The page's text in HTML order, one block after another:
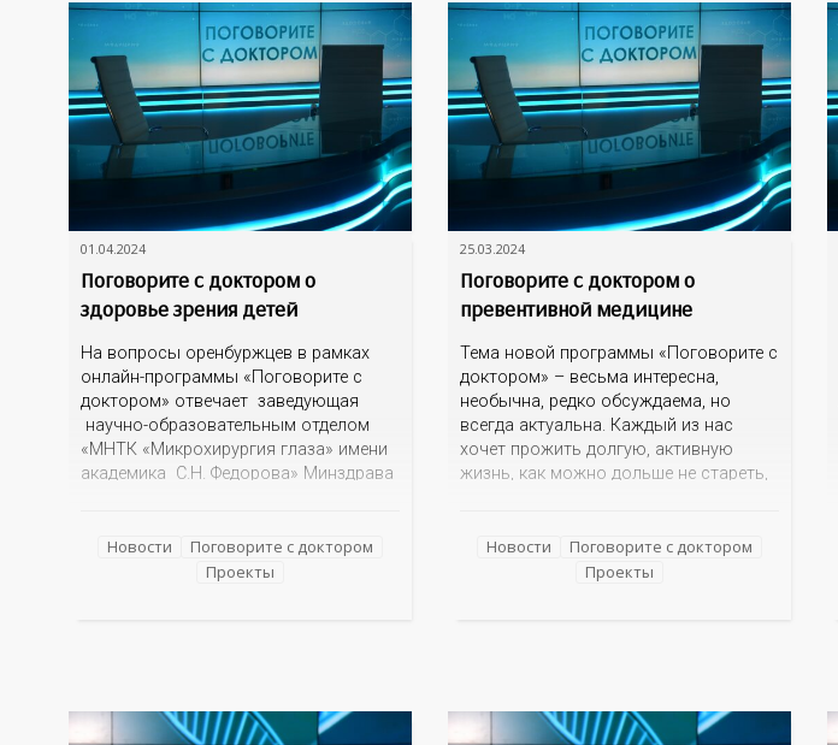
и знакомым общаться и
01.04.2024
Поговорите с доктором о
здоровье зрения детей
На вопросы оренбуржцев в рамках
онлайн-программы «Поговорите с
доктором» отвечает заведующая
научно-образовательным отделом
«МНТК «Микрохирургия глаза» имени
академика С.Н. Федорова» Минздрава
проблемами зрения чаще всего
обращаются в детское отделение, как
Новости
Поговорите с доктором
Проекты
25.03.2024
Поговорите с доктором о
превентивной медицине
Тема новой программы «Поговорите с
доктором» – весьма интересна,
необычна, редко обсуждаема, но
всегда актуальна. Каждый из нас
хочет прожить долгую, активную
жизнь, как можно дольше не стареть,
специалистом – Андреем
Федоровичем Тарасевичем,
Новости
Поговорите с доктором
Проекты